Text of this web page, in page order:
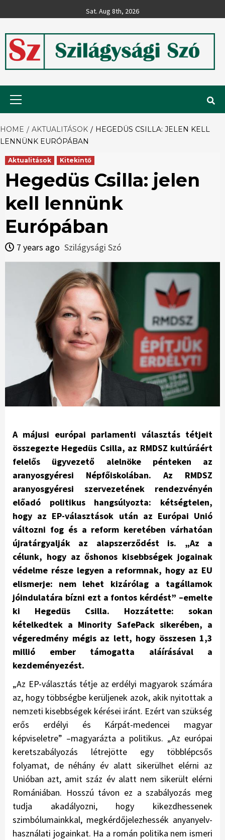
to
Sat. Aug 8th, 2026
Szilágysági
Szó
HOME AKTUALITÁSOK
HEGEDÜS CSILLA: JELEN KELL
LENNÜNK EURÓPÁBAN
Aktualitások Kitekintő
Hegedüs Csilla: jelen
kell lennünk
Európában
7 years ago Szilágysági Szó
A májusi európai parlamenti választás tétjeit
összegezte Hegedüs Csilla, az RMDSZ kultúráért
felelős ügyvezető alelnöke pénteken az
aranyosgyéresi Népfőiskolában. Az RMDSZ
aranyosgyéresi szervezetének rendezvényén
előadó politikus hangsúlyozta: kétségtelen,
hogy az EP-választások után az Európai Unió
változni fog és a reform keretében várhatóan
újratárgyalják az alapszerződést is. „Az a
célunk, hogy az őshonos kisebbségek jogainak
védelme része legyen a reformnak, hogy az EU
elismerje: nem lehet kizárólag a tagállamok
jóindulatára bízni ezt a fontos kérdést” –emelte
ki Hegedüs Csilla. Hozzátette: sokan
kételkedtek a Minority SafePack sikerében, a
végeredmény mégis az lett, hogy összesen 1,3
millió ember támogatta aláírásával a
kezdeményezést.
„Az EP-választás tétje az erdélyi magyarok számára
az, hogy többségbe kerüljenek azok, akik nyitottak a
nemzeti kisebbségek kérései iránt. Ezért van szükség
erős erdélyi és Kárpát-medencei magyar
képviseletre” –magyarázta a politikus. „Az európai
keretszabályozás létrejötte egy többlépcsős
folyamat, de néhány év alatt sikerülhet elérni az
Unióban azt, amit száz év alatt nem sikerült elérni
Romániában. Hosszú távon ez a szabályozás meg
tudja akadályozni, hogy kikezdhessenek
szimbólumainkkal, megkérdőjelezhessék anyanyelv-
használati jogainkat. Ha a román politika nem ismeri